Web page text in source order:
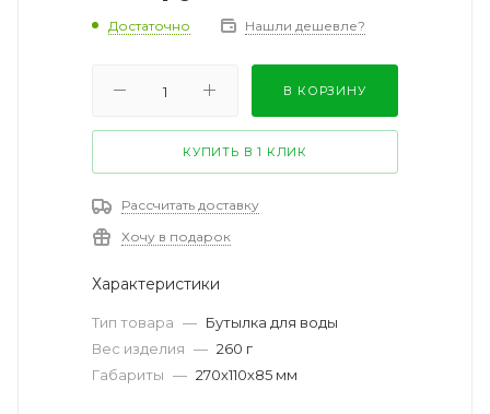
Достаточно Нашли дешевле?
В КОРЗИНУ
КУПИТЬ В 1 КЛИК
Рассчитать доставку
Хочу в подарок
Характеристики
Тип товара — Бутылка для воды
Вес изделия — 260 г
Габариты — 270х110х85 мм